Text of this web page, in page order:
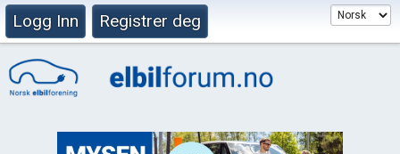
Logg Inn Registrer deg